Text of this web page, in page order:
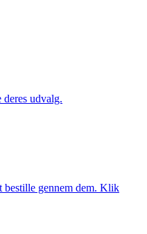
udvalg.
bestille gennem dem. Klik